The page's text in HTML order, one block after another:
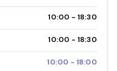
10:00 - 18:30
10:00 - 18:30
10:00 - 18:00